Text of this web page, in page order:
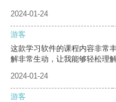
2024-01-24
游客
这款学习软件的课程内容非常
解非常生动，让我能够轻松理解
2024-01-24
游客